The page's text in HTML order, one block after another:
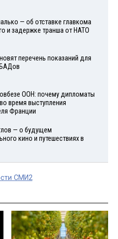
— об отставке главкома
и задержке транша от НАТО
перечень показаний для
ООН: почему дипломаты
время выступления
Франции
— о будущем
кино и путешествиях в
СМИ2